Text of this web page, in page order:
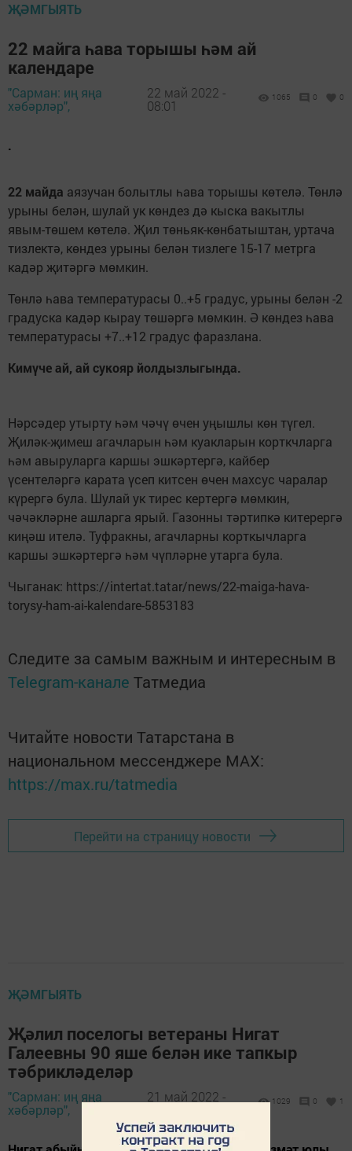
ҖӘМГЫЯТЬ
22 майга һава торышы һәм ай
календаре
"Сарман: иң яңа
хәбәрләр",
22 май 2022 -
08:01
1065 0 0
.
22 майда аязучан болытлы һава торышы көтелә. Төнлә
урыны белән, шулай ук көндез дә кыска вакытлы
явым-төшем көтелә. Җил төньяк-көнбатыштан, уртача
тизлектә, көндез урыны белән тизлеге 15-17 метрга
кадәр җитәргә мөмкин.
Төнлә һава температурасы 0..+5 градус, урыны белән -2
градуска кадәр кырау төшәргә мөмкин. Ә көндез һава
температурасы +7..+12 градус фаразлана.
Кимүче ай, ай сукояр йолдызлыгында.
Нәрсәдер утырту һәм чәчү өчен уңышлы көн түгел.
Җиләк-җимеш агачларын һәм куакларын корткчларга
һәм авыруларга каршы эшкәртергә, кайбер
үсентеләргә карата үсеп китсен өчен махсус чаралар
күрергә була. Шулай ук тирес кертергә мөмкин,
чәчәкләрне ашларга ярый. Газонны тәртипкә китерергә
киңәш ителә. Туфракны, агачларны корткычларга
каршы эшкәртергә һәм чүпләрне утарга була.
Чыганак: https://intertat.tatar/news/22-maiga-hava-
torysy-ham-ai-kalendare-5853183
Следите за самым важным и интересным в
Telegram-канале Татмедиа
Читайте новости Татарстана в
национальном мессенджере MАХ:
https://max.ru/tatmedia
Перейти на страницу новости
ҖӘМГЫЯТЬ
Җәлил поселогы ветераны Нигат
Галеевны 90 яше белән ике тапкыр
тәбрикләделәр
"Сарман: иң яңа
хәбәрләр",
21 май 2022 -
1029 0 1